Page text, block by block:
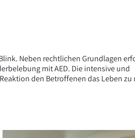
Neben rechtlichen Grundlagen
mit AED. Die intensive und
den Betroffenen das Leben zu